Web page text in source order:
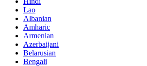
Lao
Albanian
Amharic
Armenian
Azerbaijani
Belarusian
Bengali